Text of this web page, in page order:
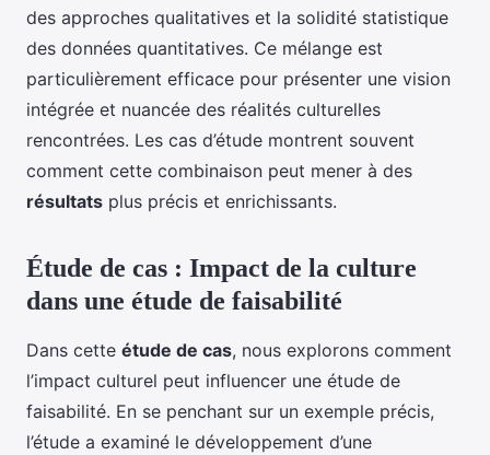
des approches qualitatives et la solidité statistique
des données quantitatives. Ce mélange est
particulièrement efficace pour présenter une vision
intégrée et nuancée des réalités culturelles
rencontrées. Les cas d’étude montrent souvent
comment cette combinaison peut mener à des
résultats plus précis et enrichissants.
Étude de cas : Impact de la culture
dans une étude de faisabilité
Dans cette étude de cas, nous explorons comment
l’impact culturel peut influencer une étude de
faisabilité. En se penchant sur un exemple précis,
l’étude a examiné le développement d’une